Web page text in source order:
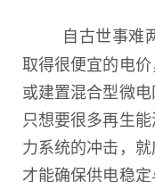
自古世事难
取得很便宜的电
或建置混合型微
只想要很多再生
力系统的冲击，就
才能确保供电稳